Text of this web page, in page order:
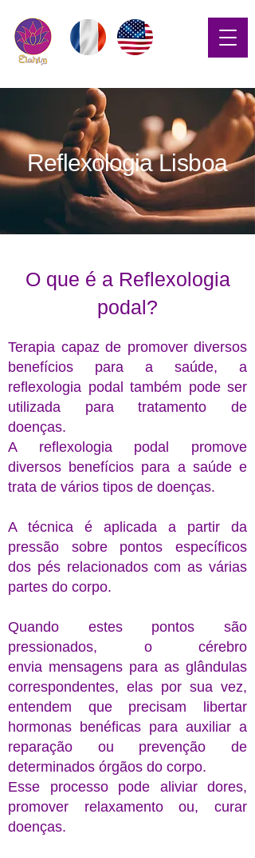
ReflexologiaLisboa
O que é a Reflexologia
podal?
Terapia capaz de promover diversos
benefícios para a saúde, a
reflexologia podal também pode ser
utilizada para tratamento de
doenças.
A reflexologia podal promove
diversos benefícios para a saúde e
trata de vários tipos de doenças.
A técnica é aplicada a partir da
pressão sobre pontos específicos
dos pés relacionados com as várias
partes do corpo.
Quando estes pontos são
pressionados, o cérebro
envia mensagens para as glândulas
correspondentes, elas por sua vez,
entendem que precisam libertar
hormonas benéficas para auxiliar a
reparação ou prevenção de
determinados órgãos do corpo.
Esse processo pode aliviar dores,
promover relaxamento ou, curar
doenças.